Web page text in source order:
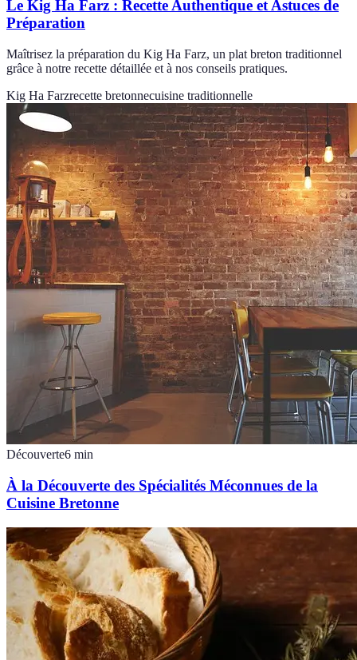
Le Kig Ha Farz : Recette Authentique et Astuces de
Préparation
Maîtrisez la préparation du Kig Ha Farz, un plat breton traditionnel
grâce à notre recette détaillée et à nos conseils pratiques.
Kig Ha Farzrecette bretonnecuisine traditionnelle
Découverte6 min
À la Découverte des Spécialités Méconnues de la
Cuisine Bretonne